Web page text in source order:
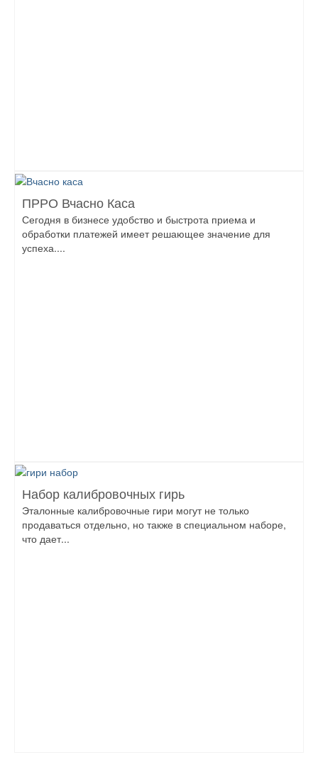
ПРРО Вчасно Каса
Сегодня в бизнесе удобство и быстрота приема и
обработки платежей имеет решающее значение для
успеха....
Набор калибровочных гирь
Эталонные калибровочные гири могут не только
продаваться отдельно, но также в специальном наборе,
что дает...